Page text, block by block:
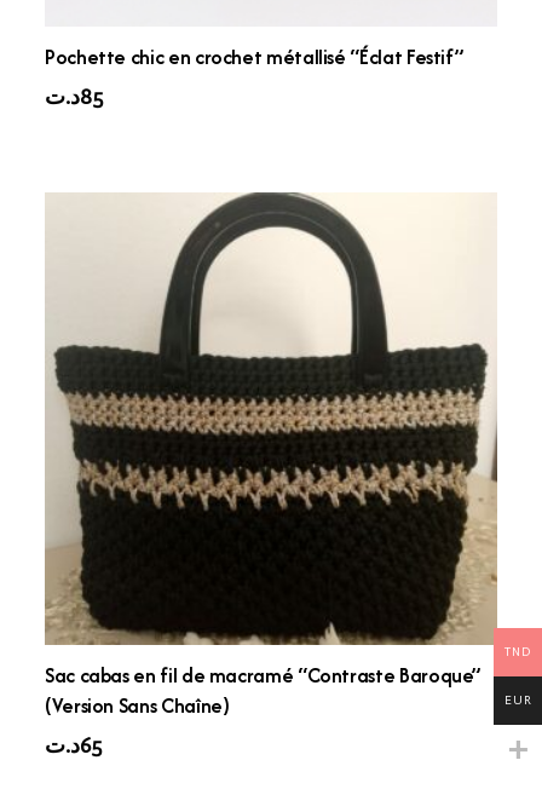
Pochette chic en crochet métallisé “Éclat Festif”
85د.ت
Sac cabas en fil de macramé “Contraste Baroque”
(Version Sans Chaîne)
65د.ت
TND
EUR